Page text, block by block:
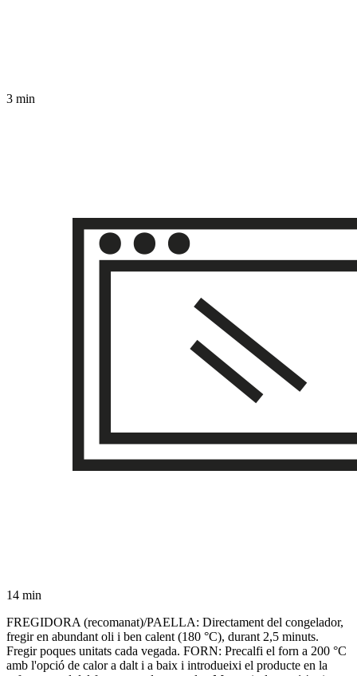
3 min
14 min
FREGIDORA (recomanat)/PAELLA: Directament del congelador,
fregir en abundant oli i ben calent (180 °C), durant 2,5 minuts.
Fregir poques unitats cada vegada. FORN: Precalfi el forn a 200 °C
amb l'opció de calor a dalt i a baix i introdueixi el producte en la